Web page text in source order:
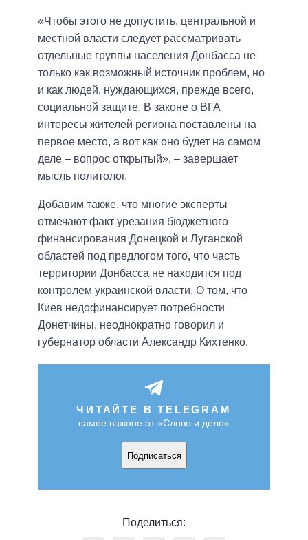
«Чтобы этого не допустить, центральной и
местной власти следует рассматривать
отдельные группы населения Донбасса не
только как возможный источник проблем, но
и как людей, нуждающихся, прежде всего,
социальной защите. В законе о ВГА
интересы жителей региона поставлены на
первое место, а вот как оно будет на самом
деле – вопрос открытый», – завершает
мысль политолог.
Добавим также, что многие эксперты
отмечают факт урезания бюджетного
финансирования Донецкой и Луганской
областей под предлогом того, что часть
территории Донбасса не находится под
контролем украинской власти. О том, что
Киев недофинансирует потребности
Донетчины, неоднократно говорил и
губернатор области Александр Кихтенко.
ЧИТАЙТЕ В TELEGRAM
самое важное от «Слово и дело»
Подписаться
Поделиться: